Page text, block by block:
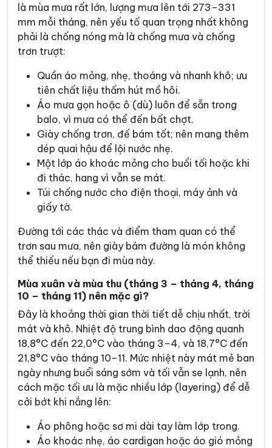
là mùa mưa rất lớn, lượng mưa lên tới 273–331
mm mỗi tháng, nên yếu tố quan trọng nhất không
phải là chống nóng mà là chống mưa và chống
trơn trượt:
Quần áo mỏng, nhẹ, thoáng và nhanh khô; ưu
tiên chất liệu thấm hút mồ hôi.
Áo mưa gọn hoặc ô (dù) luôn để sẵn trong
balo, vì mưa có thể đến bất chợt.
Giày chống trơn, đế bám tốt; nên mang thêm
dép quai hậu để lội nước nhẹ.
Một lớp áo khoác mỏng cho buổi tối hoặc khi
đi thác, hang vì vẫn se mát.
Túi chống nước cho điện thoại, máy ảnh và
giấy tờ.
Đường tới các thác và điểm tham quan có thể
trơn sau mưa, nên giày bám đường là món không
thể thiếu nếu bạn đi mùa này.
Mùa xuân và mùa thu (tháng 3 – tháng 4, tháng
10 – tháng 11) nên mặc gì?
Đây là khoảng thời gian thời tiết dễ chịu nhất, trời
mát và khô. Nhiệt độ trung bình dao động quanh
18,8°C đến 22,0°C vào tháng 3–4, và 18,7°C đến
21,8°C vào tháng 10–11. Mức nhiệt này mát mẻ ban
ngày nhưng buổi sáng sớm và tối vẫn se lạnh, nên
cách mặc tối ưu là mặc nhiều lớp (layering) để dễ
cởi bớt khi nắng lên:
Áo phông hoặc sơ mi dài tay làm lớp trong.
Áo khoác nhẹ, áo cardigan hoặc áo gió mỏng